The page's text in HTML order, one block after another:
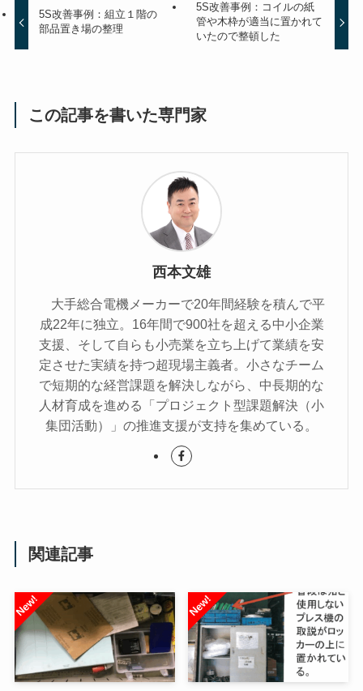
5S改善事例：組立１階の
部品置き場の整理
5S改善事例：コイルの紙
管や木枠が適当に置かれて
いたので整頓した
この記事を書いた専門家
西本文雄
大手総合電機メーカーで20年間経験を積んで平
成22年に独立。16年間で900社を超える中小企業
支援、そして自らも小売業を立ち上げて業績を安
定させた実績を持つ超現場主義者。小さなチーム
で短期的な経営課題を解決しながら、中長期的な
人材育成を進める「プロジェクト型課題解決（小
集団活動）」の推進支援が支持を集めている。
関連記事